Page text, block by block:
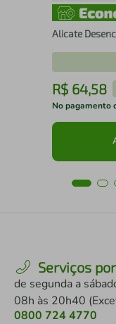
Alicate
R$ 64,58
No pagamento
Serviços
de segunda a
08h às 20h40
0800 724 4770